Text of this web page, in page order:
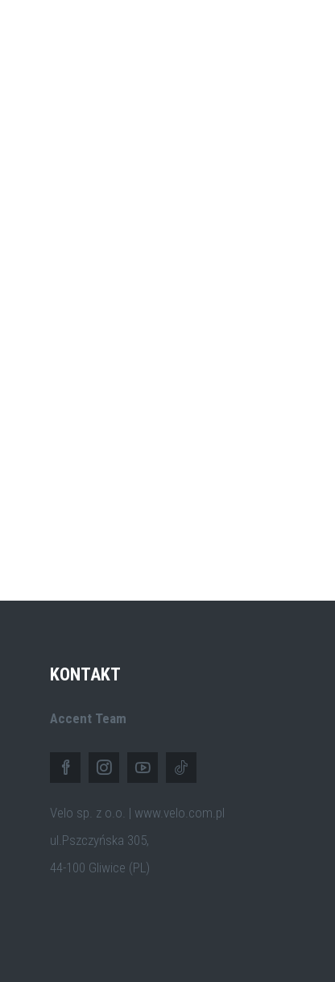
KONTAKT
Accent Team
Velo sp. z o.o. | www.velo.com.pl
ul.Pszczyńska 305,
44-100 Gliwice (PL)